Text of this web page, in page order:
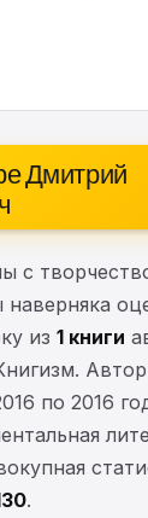
Дмитрий
с
из 1 книги
по 2016
.